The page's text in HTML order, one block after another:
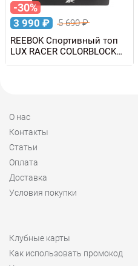
-30%
3 990 ₽ 5 690₽
REEBOK Спортивный топ
LUX RACER COLORBLOCK
BRA
О нас
Контакты
Статьи
Оплата
Доставка
Условия покупки
Клубные карты
Как использовать промокод